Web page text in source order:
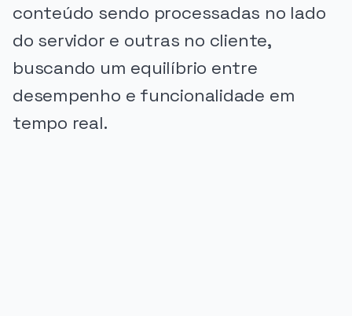
conteúdo sendo processadas no lado
do servidor e outras no cliente,
buscando um equilíbrio entre
desempenho e funcionalidade em
tempo real.